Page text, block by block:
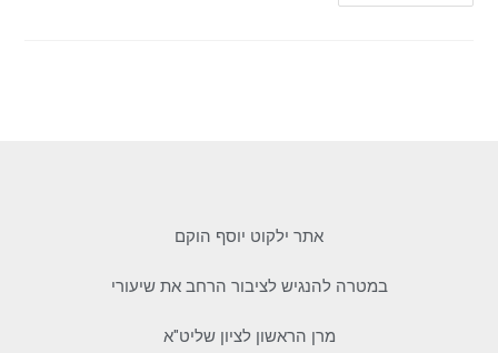
אתר ילקוט יוסף הוקם
במטרה להנגיש לציבור הרחב את שיעורי
מרן הראשון לציון שליט"א